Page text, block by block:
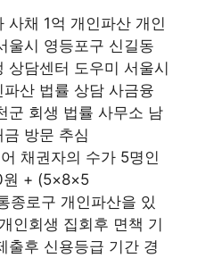
사채 1억 개인파산 개인
울시 영등포구 신길동
상담센터 도우미 서울시
산 법률 상담 사금융
군 회생 법률 사무소 남
방문 추심
채권자의 수가 5명인
원 + (5×8×5
종로구 개인파산을 있
인회생 집회후 면책 기
출후 신용등급 기간 경